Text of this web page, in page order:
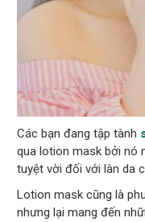
Các bạn đang tập tành
qua lotion mask bởi nó
tuyệt vời đối với làn da
Lotion mask cũng là
nhưng lại mang đến